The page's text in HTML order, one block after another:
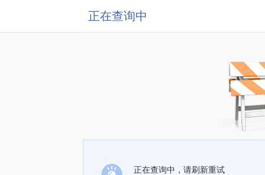
正在查询中
正在查询中，请刷新重试